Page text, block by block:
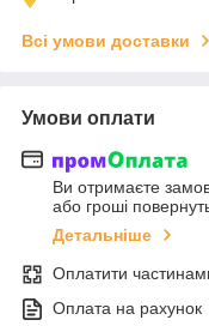
Всі умови доставки
Умови оплати
Ви отримаєте
або гроші
Детальніше
Оплатити
Оплата на рахунок